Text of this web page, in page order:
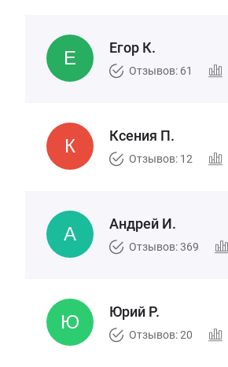
Егор К.
Отзывов: 61
Ксения П.
Отзывов: 12
Андрей И.
Отзывов: 369
Юрий Р.
Отзывов: 20